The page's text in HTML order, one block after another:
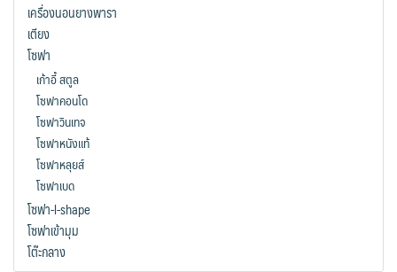
เครื่องนอนยางพารา
เตียง
โซฟา
เก้าอี้ สตูล
โซฟาคอนโด
โซฟาวินเทจ
โซฟาหนังแท้
โซฟาหลุยส์
โซฟาเบด
โซฟา-l-shape
โซฟาเข้ามุม
โต๊ะกลาง